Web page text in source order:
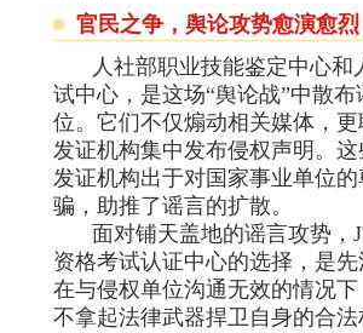
官民之争，舆论攻势愈演愈烈
人社部职业技能鉴定中心和
试中心，是这场“舆论战”中散
位。它们不仅煽动相关媒体，
发证机构集中发布侵权声明。
发证机构出于对国家事业单位
骗，助推了谣言的扩散。
面对铺天盖地的谣言攻势，
资格考试认证中心的选择，是先
在与侵权单位沟通无效的情况下
不拿起法律武器捍卫自身的合